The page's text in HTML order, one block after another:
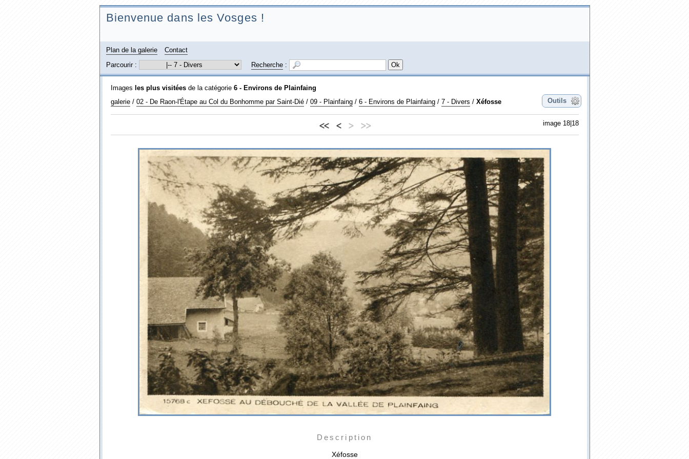
Bienvenue dans les Vosges !
Plan de la galerie
Contact
Parcourir :
Recherche:
Images les plus visitéesde la catégorie 6 - Environs de Plainfaing
Outils
galerie/ 02 - De Raon-l'Étape au Col du Bonhomme par Saint-Dié/ 09 - Plainfaing/ 6 - Environs de Plainfaing/ 7 - Divers / Xéfosse
image 18|18
<< < > >>
Description
Xéfosse